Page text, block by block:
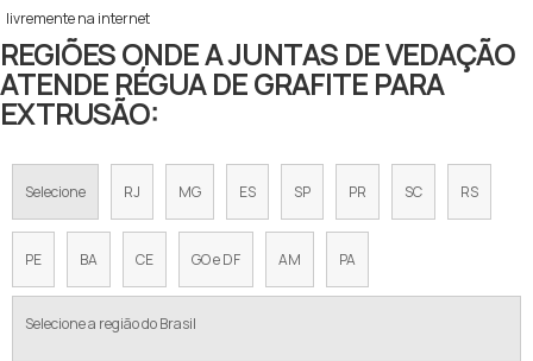
livremente na internet
REGIÕES ONDE A JUNTAS DE VEDAÇÃO
ATENDE RÉGUA DE GRAFITE PARA
EXTRUSÃO:
Selecione RJ MG ES SP PR SC RS
PE BA CE GO e DF AM PA
Selecione a região do Brasil